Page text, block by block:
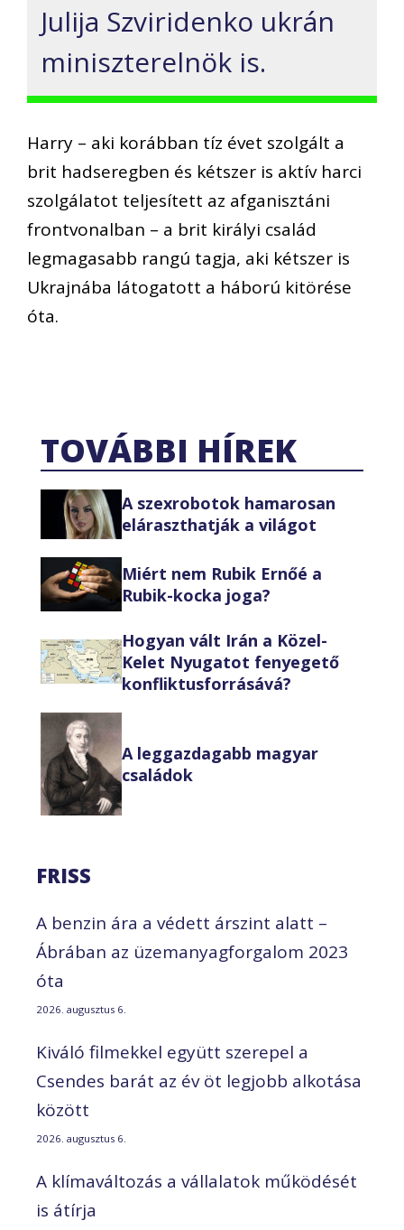
Julija Szviridenko ukrán
miniszterelnök is.
Harry – aki korábban tíz évet szolgált a
brit hadseregben és kétszer is aktív harci
szolgálatot teljesített az afganisztáni
frontvonalban – a brit királyi család
legmagasabb rangú tagja, aki kétszer is
Ukrajnába látogatott a háború kitörése
óta.
TOVÁBBI HÍREK
A szexrobotok hamarosan
eláraszthatják a világot
Miért nem Rubik Ernőé a
Rubik-kocka joga?
Hogyan vált Irán a Közel-
Kelet Nyugatot fenyegető
konfliktusforrásává?
A leggazdagabb magyar
családok
FRISS
A benzin ára a védett árszint alatt –
Ábrában az üzemanyagforgalom 2023
óta
2026. augusztus 6.
Kiváló filmekkel együtt szerepel a
Csendes barát az év öt legjobb alkotása
között
2026. augusztus 6.
A klímaváltozás a vállalatok működését
is átírja